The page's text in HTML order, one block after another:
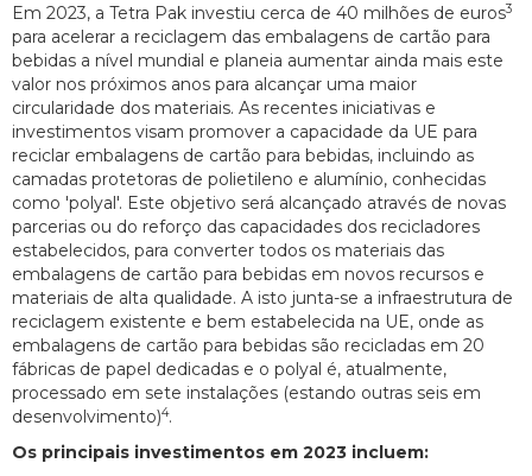
Em 2023, a Tetra Pak investiu cerca de 40 milhões de euros3
para acelerar a reciclagem das embalagens de cartão para
bebidas a nível mundial e planeia aumentar ainda mais este
valor nos próximos anos para alcançar uma maior
circularidade dos materiais. As recentes iniciativas e
investimentos visam promover a capacidade da UE para
reciclar embalagens de cartão para bebidas, incluindo as
camadas protetoras de polietileno e alumínio, conhecidas
como 'polyal'. Este objetivo será alcançado através de novas
parcerias ou do reforço das capacidades dos recicladores
estabelecidos, para converter todos os materiais das
embalagens de cartão para bebidas em novos recursos e
materiais de alta qualidade. A isto junta-se a infraestrutura de
reciclagem existente e bem estabelecida na UE, onde as
embalagens de cartão para bebidas são recicladas em 20
fábricas de papel dedicadas e o polyal é, atualmente,
processado em sete instalações (estando outras seis em
desenvolvimento)4.
Os principais investimentos em 2023 incluem: